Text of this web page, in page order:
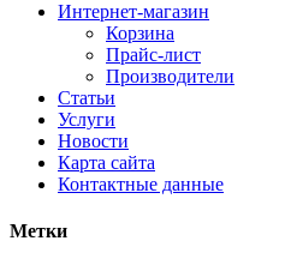
Интернет-магазин
Корзина
Прайс-лист
Производители
Статьи
Услуги
Новости
Карта сайта
Контактные данные
Метки